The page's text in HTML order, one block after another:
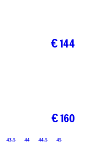
€ 144
43.5 44 44.5 45
€ 160